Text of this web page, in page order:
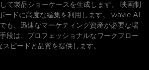
て製品ショーケースを生成します。 映画制
ードに高度な編集を利用します。 wavie AI
も、迅速なマーケティング資産が必要な場
段は、プロフェッショナルなワークフロー
スピードと品質を提供します。